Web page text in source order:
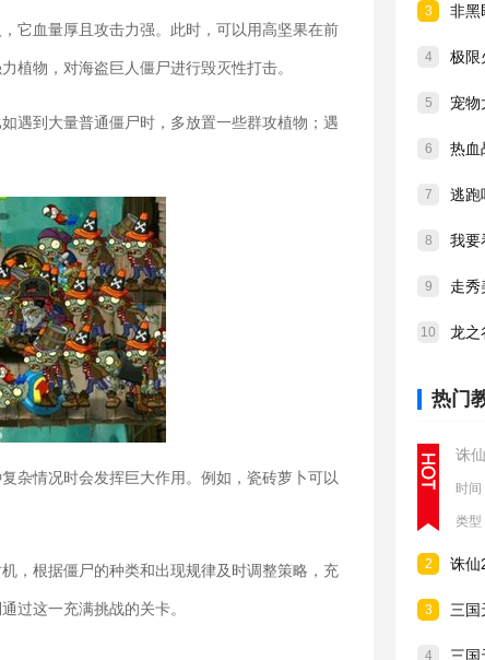
3 非黑
4 极限
5 宠物
6 热血
7 逃跑
8 我要
9 走秀
10 龙之
热门
时
类型
2
3
4
它血量厚且攻击力强。此时，可以用高坚果在前
植物，对海盗巨人僵尸进行毁灭性打击。
遇到大量普通僵尸时，多放置一些群攻植物；遇
杂情况时会发挥巨大作用。例如，瓷砖萝卜可以
，根据僵尸的种类和出现规律及时调整策略，充
过这一充满挑战的关卡。